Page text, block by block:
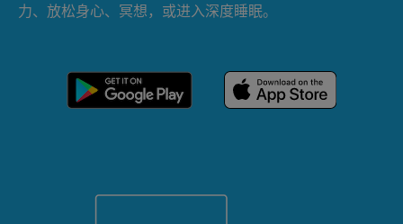
力、放松身心、冥想，或进入深度睡眠。